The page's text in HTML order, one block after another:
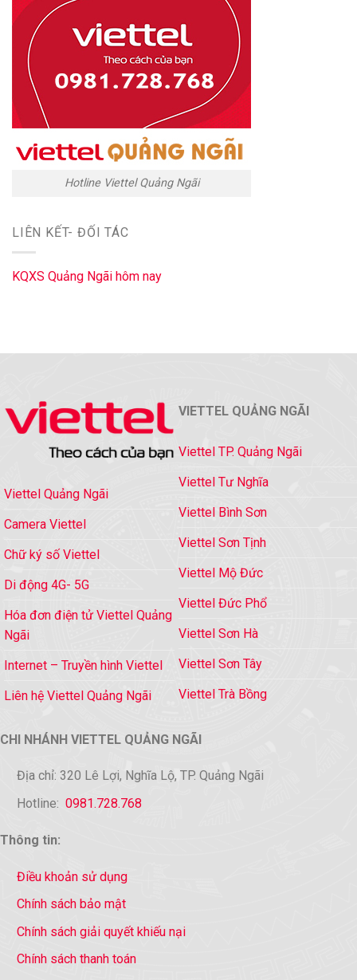
Hotline Viettel Quảng Ngãi
LIÊN KẾT- ĐỐI TÁC
KQXS Quảng Ngãi hôm nay
Viettel Quảng Ngãi
Camera Viettel
Chữ ký số Viettel
Di động 4G- 5G
Hóa đơn điện tử Viettel Quảng
Ngãi
Internet – Truyền hình Viettel
Liên hệ Viettel Quảng Ngãi
VIETTEL QUẢNG NGÃI
Viettel TP. Quảng Ngãi
Viettel Tư Nghĩa
Viettel Bình Sơn
Viettel Sơn Tịnh
Viettel Mộ Đức
Viettel Đức Phổ
Viettel Sơn Hà
Viettel Sơn Tây
Viettel Trà Bồng
CHI NHÁNH VIETTEL QUẢNG NGÃI
Địa chỉ: 320 Lê Lợi, Nghĩa Lộ, TP. Quảng Ngãi
Hotline: 0981.728.768
Thông tin:
Điều khoản sử dụng
Chính sách bảo mật
Chính sách giải quyết khiếu nại
Chính sách thanh toán